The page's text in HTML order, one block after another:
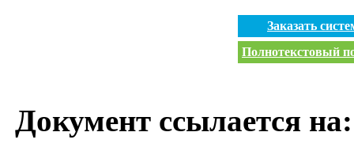
Заказать
Полнотекстовый
Документ ссылается на: